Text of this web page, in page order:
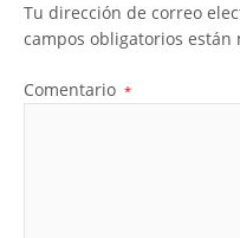
Tu dirección de correo
campos obligatorios están
Comentario *